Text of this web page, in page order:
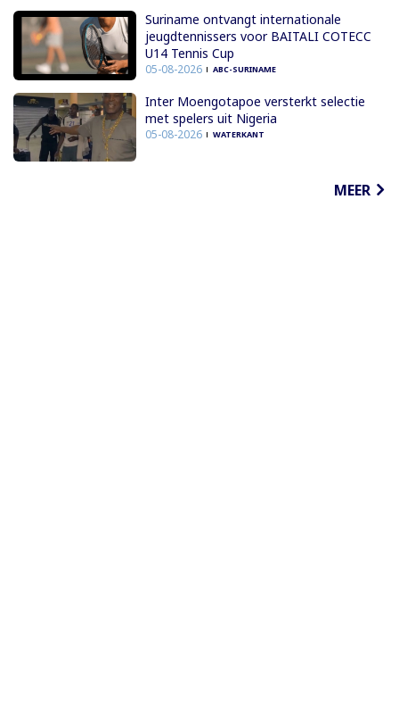
Suriname ontvangt internationale
jeugdtennissers voor BAITALI COTECC
U14 Tennis Cup
05-08-2026 ABC-SURINAME
Inter Moengotapoe versterkt selectie
met spelers uit Nigeria
05-08-2026 WATERKANT
MEER